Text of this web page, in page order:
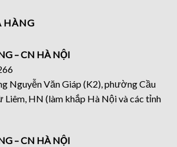
HÀNG
– CN HÀ NỘI
Nguyễn Văn Giáp (K2), phường Cầu
Liêm, HN (làm khắp Hà Nội và các tỉnh
– CN HÀ NỘI